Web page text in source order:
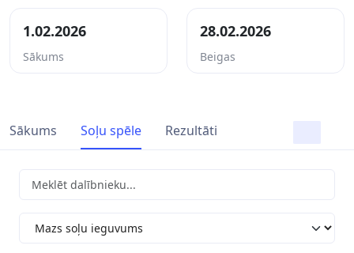
1.02.2026
Sākums
28.02.2026
Beigas
Sākums Soļu spēle Rezultāti